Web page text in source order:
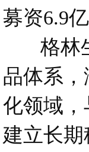
募资6.9
格林生
品体系
化领域
建立长